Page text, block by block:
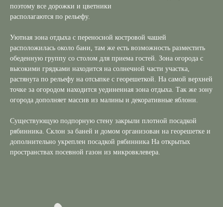
поэтому все дорожки и цветники
располагаются по рельефу.
Уютная зона отдыха с переносной костровой чашей
расположилась около бани, там же есть возможность разместить
обеденную группу со столом для приема гостей. Зона огорода с
высокими грядками находится на солнечной части участка,
растянута по рельефу на отсыпке с георешеткой. На самой верхней
точке за огородом находится уединенная зона отдыха. Так же зону
огорода дополняет массив из малины и декоративные яблони.
Существующую подпорную стену закрыли плотной посадкой
рябинника. Склон за баней и домом организован на георешетке и
дополнительно укреплен посадкой рябинника На открытых
пространствах посевной газон из микровклевера.